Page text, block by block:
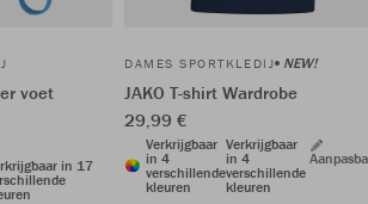
voet
in 17
DAMES SPORTKLEDIJ NEW!
JAKO T-shirt Wardrobe
29,99 €
Verkrijgbaar
in 4
verschillende
kleuren
Verkrijgbaar
in 4
verschillende
kleuren